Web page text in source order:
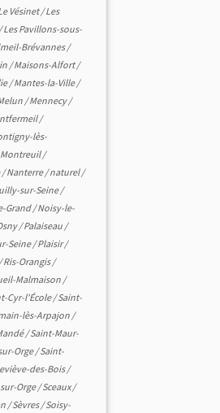
Vésinet/Les
Les Pavillons-sous-
Brévannes/
/Maisons-Alfort/
/Mantes-la-Ville/
/Mennecy/
/
lès-
Montreuil/
/Nanterre/naturel/
sur-Seine/
Grand/Noisy-le-
/Palaiseau /
Seine/Plaisir/
/Ris-Orangis/
Malmaison /
Cyr-l'École/Saint-
lès-Arpajon /
/Saint-Maur-
Orge/Saint-
des-Bois/
Orge/Sceaux/
/Sèvres/Soisy-